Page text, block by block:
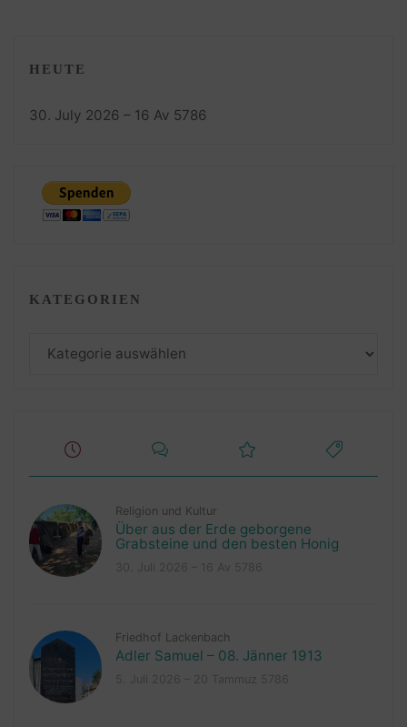
HEUTE
30. July 2026 – 16 Av 5786
KATEGORIEN
Religion und Kultur
Über aus der Erde geborgene
Grabsteine und den besten Honig
Friedhof Lackenbach
Adler Samuel – 08. Jänner 1913